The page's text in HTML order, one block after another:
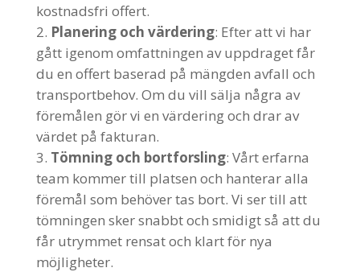
kostnadsfri offert.
Planering och värdering: Efter att vi har
gått igenom omfattningen av uppdraget får
du en offert baserad på mängden avfall och
transportbehov. Om du vill sälja några av
föremålen gör vi en värdering och drar av
värdet på fakturan.
Tömning och bortforsling: Vårt erfarna
team kommer till platsen och hanterar alla
föremål som behöver tas bort. Vi ser till att
tömningen sker snabbt och smidigt så att du
får utrymmet rensat och klart för nya
möjligheter.